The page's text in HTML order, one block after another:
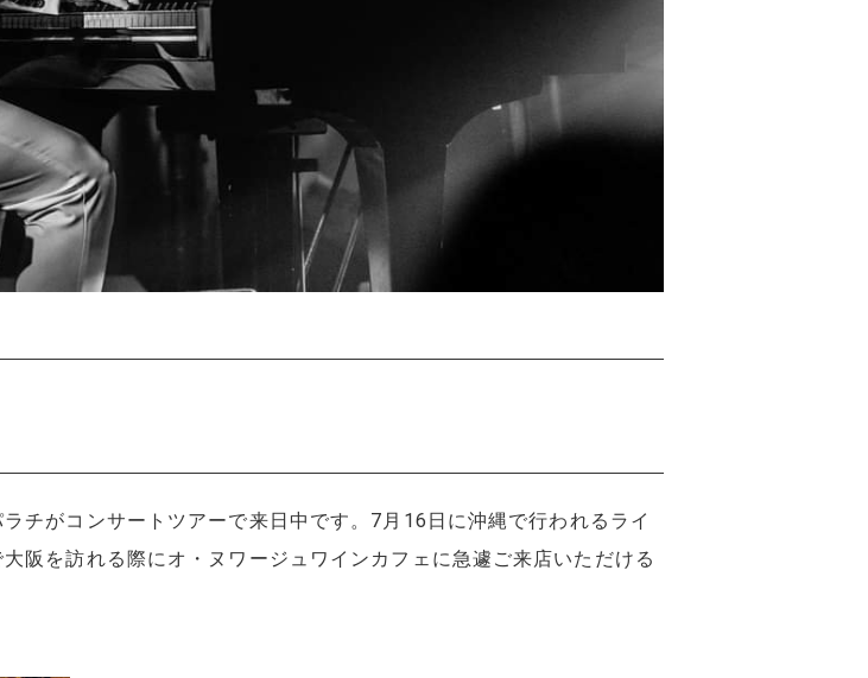
チがコンサートツアーで来日中です。7月16日に沖縄で行われるライ
阪を訪れる際にオ・ヌワージュワインカフェに急遽ご来店いただける